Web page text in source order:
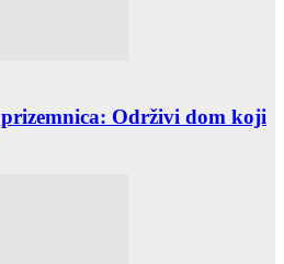
Održivi dom koji